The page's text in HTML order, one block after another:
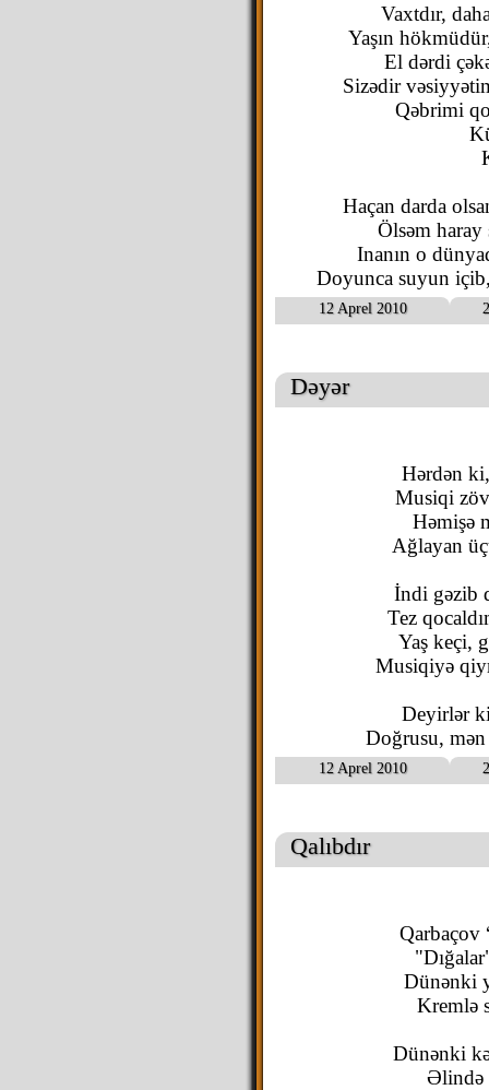
Vaxtdır,
Yaşın
El dərdi
Sizədir
Qəbrimi
Haçan darda
Ölsəm haray
Inanın o
Doyunca suyun
12 Aprel 2010
Dəyər
Hərdən ki,
Musiqi
Həmişə
Ağlayan
İndi gəzib
Tez
Yaş keçi,
Musiqiyə
Deyirlər
Doğrusu,
12 Aprel 2010
Qalıbdır
Qarbaçov
Dünənki
Kremlə
Dünənki
Əlində